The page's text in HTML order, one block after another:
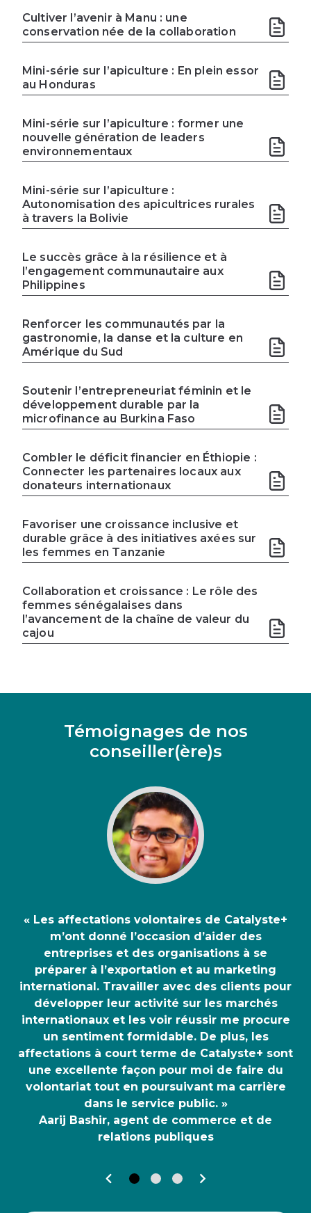
Cultiver l’avenir à Manu : une
conservation née de la collaboration
Mini-série sur l’apiculture : En plein essor
au Honduras
Mini-série sur l’apiculture : former une
nouvelle génération de leaders
environnementaux
Mini-série sur l’apiculture :
Autonomisation des apicultrices rurales
à travers la Bolivie
Le succès grâce à la résilience et à
l’engagement communautaire aux
Philippines
Renforcer les communautés par la
gastronomie, la danse et la culture en
Amérique du Sud
Soutenir l’entrepreneuriat féminin et le
développement durable par la
microfinance au Burkina Faso
Combler le déficit financier en Éthiopie :
Connecter les partenaires locaux aux
donateurs internationaux
Favoriser une croissance inclusive et
durable grâce à des initiatives axées sur
les femmes en Tanzanie
Collaboration et croissance : Le rôle des
femmes sénégalaises dans
l’avancement de la chaîne de valeur du
cajou
Témoignages de nos
conseiller(ère)s
« Les affectations volontaires de Catalyste+
m’ont donné l’occasion d’aider des
entreprises et des organisations à se
préparer à l’exportation et au marketing
international. Travailler avec des clients pour
développer leur activité sur les marchés
internationaux et les voir réussir me procure
un sentiment formidable. De plus, les
affectations à court terme de Catalyste+ sont
une excellente façon pour moi de faire du
volontariat tout en poursuivant ma carrière
dans le service public. »
Aarij Bashir, agent de commerce et de
relations publiques